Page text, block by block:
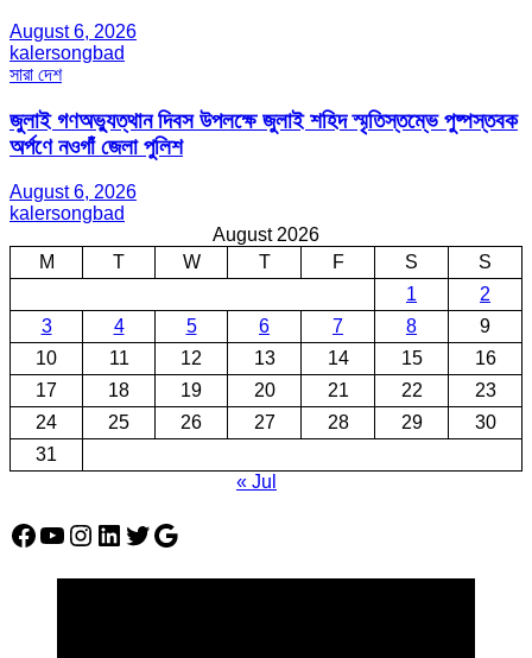
August 6, 2026
kalersongbad
সারা দেশ
জুলাই গণঅভ্যুত্থান দিবস উপলক্ষে জুলাই শহিদ স্মৃতিস্তম্ভে পুষ্পস্তবক
অর্পণে নওগাঁ জেলা পুলিশ
August 6, 2026
kalersongbad
August 2026
M
T W T F S
S
1
2
3
4 5 6 7 8
9
10
11 12 13 14 15
16
17
18 19 20 21 22
23
24
25 26 27 28 29
30
31
« Jul
Facebook
YouTube
Instagram
LinkedIn
Twitter
Google